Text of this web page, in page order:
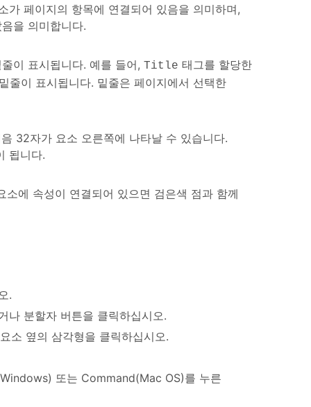
가 페이지의 항목에 연결되어 있음을 의미하며,
을 의미합니다.
이 표시됩니다. 예를 들어, Title 태그를 할당한
줄이 표시됩니다. 밑줄은 페이지에서 선택한
32자가 요소 오른쪽에 나타날 수 있습니다.
됩니다.
에 속성이 연결되어 있으면 검은색 점과 함께
.
분할자 버튼을 클릭하십시오.
소 옆의 삼각형을 클릭하십시오.
또는 Command(Mac OS)를 누른